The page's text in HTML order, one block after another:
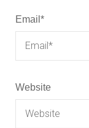
Email *
Website